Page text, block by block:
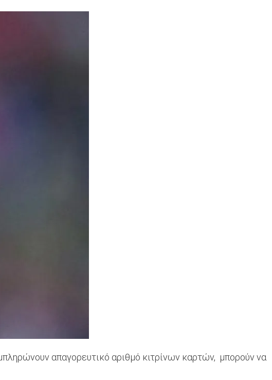
απαγορευτικό αριθμό κιτρίνων καρτών, μπορούν να